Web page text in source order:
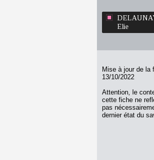
Elie
Mise à jour de la
13/10/2022
Attention, le
cette fiche ne
pas
dernier état du